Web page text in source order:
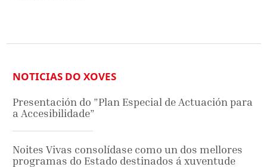
NOTICIAS DO XOVES
Presentación do ”Plan Especial de Actuación para
a Accesibilidade”
Noites Vivas consolídase como un dos mellores
programas do Estado destinados á xuventude